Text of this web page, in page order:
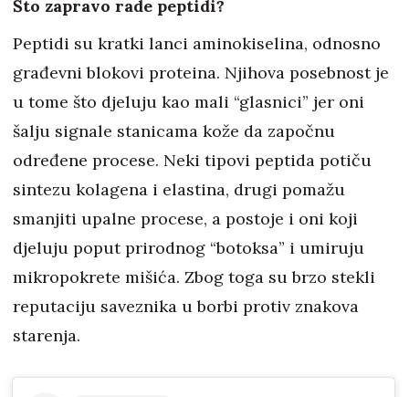
Što zapravo rade peptidi?
Peptidi su kratki lanci aminokiselina, odnosno
građevni blokovi proteina. Njihova posebnost je
u tome što djeluju kao mali “glasnici” jer oni
šalju signale stanicama kože da započnu
određene procese. Neki tipovi peptida potiču
sintezu kolagena i elastina, drugi pomažu
smanjiti upalne procese, a postoje i oni koji
djeluju poput prirodnog “botoksa” i umiruju
mikropokrete mišića. Zbog toga su brzo stekli
reputaciju saveznika u borbi protiv znakova
starenja.